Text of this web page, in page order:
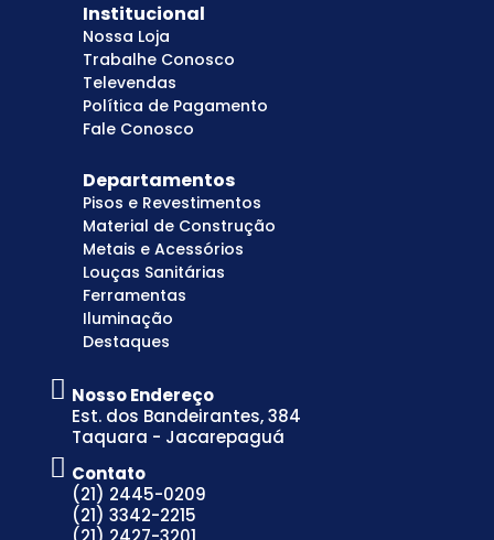
Institucional
Nossa Loja
Trabalhe Conosco
Televendas
Política de Pagamento
Fale Conosco
Departamentos
Pisos e Revestimentos
Material de Construção
Metais e Acessórios
Louças Sanitárias
Ferramentas
Iluminação
Destaques
Nosso Endereço
Est. dos Bandeirantes, 384
Taquara - Jacarepaguá
Contato
(21) 2445-0209
(21) 3342-2215